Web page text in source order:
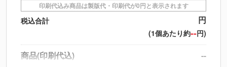
印刷代込み商品は製版代・印刷代が0円と表示されます
税込合計 円
(1個あたり約--円)
商品(印刷代込)
--